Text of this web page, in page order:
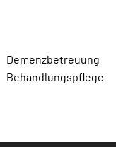
Demenzbetreuung
Behandlungspflege